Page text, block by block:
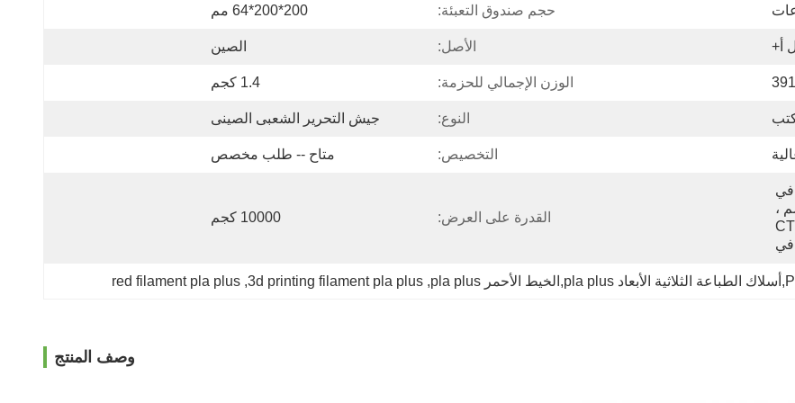
حجم صندوق التعبئة: 200*200*64 مم
أ+ الأصل: الصين
الوزن الإجمالي للحزمة: 1.4 كجم
النوع: جيش التحرير الشعبى الصينى
التخصيص: متاح -- طلب مخصص
القدرة على العرض: 10000 كجم
,
3d printing filament pla plus
,
red filament pla plus
وصف المنتج